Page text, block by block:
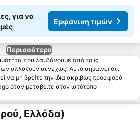
για να
Εμφάνιση τιμών
Περισσότερα
που λαμβάνουμε από τους
αλλάζουν συνεχώς. Αυτό σημαίνει ότι
να μη βρείτε την ίδια ακριβώς προσφορά
όταν μεταβείτε στον ιστότοπο
Ελλάδα)